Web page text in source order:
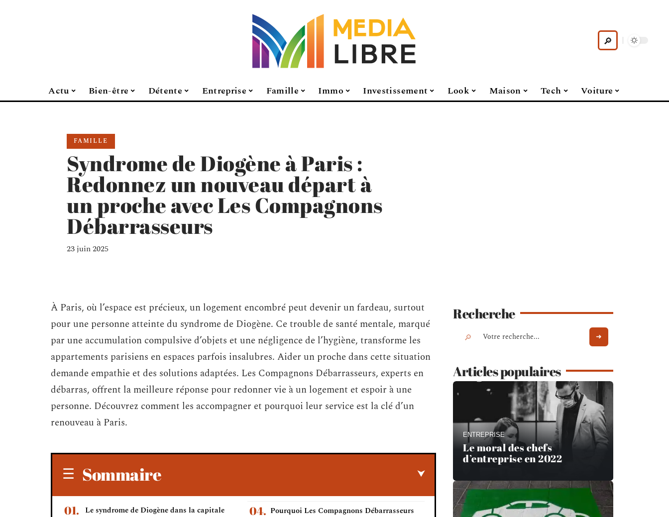
Actu Bien-être Détente Entreprise Famille Immo Investissement Look Maison Tech Voiture
FAMILLE
Syndrome de Diogène à Paris :
Redonnez un nouveau départ à
un proche avec Les Compagnons
Débarrasseurs
23 juin 2025
À Paris, où l’espace est précieux, un logement encombré peut devenir un fardeau, surtout
pour une personne atteinte du syndrome de Diogène. Ce trouble de santé mentale, marqué
par une accumulation compulsive d’objets et une négligence de l’hygiène, transforme les
appartements parisiens en espaces parfois insalubres. Aider un proche dans cette situation
demande empathie et des solutions adaptées. Les Compagnons Débarrasseurs, experts en
débarras, offrent la meilleure réponse pour redonner vie à un logement et espoir à une
personne. Découvrez comment les accompagner et pourquoi leur service est la clé d’un
renouveau à Paris.
Sommaire
Le syndrome de Diogène dans la capitale
Pourquoi Les Compagnons Débarrasseurs
Recherche
Articles populaires
ENTREPRISE
Le moral des chefs
d’entreprise en 2022